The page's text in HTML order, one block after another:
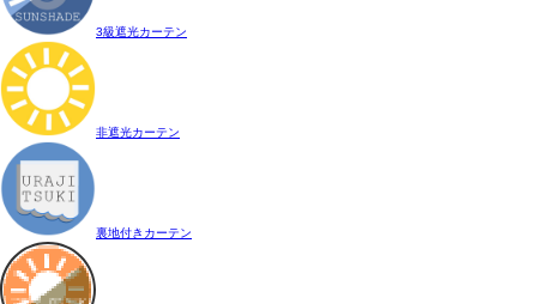
3級遮光カーテン
非遮光カーテン
裏地付きカーテン